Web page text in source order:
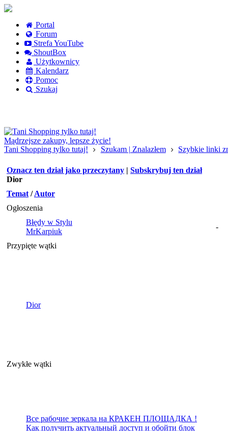
Portal
Forum
Strefa YouTube
ShoutBox
Użytkownicy
Kalendarz
Pomoc
Szukaj
Mądrzejsze zakupy, lepsze życie!
Tani Shopping tylko tutaj!
Szukam | Znalazłem Szybkie linki
Oznacz ten dział jako przeczytany | Subskrybuj ten dział
Dior
Temat /Autor
Ogłoszenia
Błędy w Stylu
MrKarpiuk
-
Przypięte wątki
Dior
Zwykłe wątki
Все рабочие зеркала на КРАКЕН ПЛОЩАДКА !
Как получить актуальный доступ и обойти блок